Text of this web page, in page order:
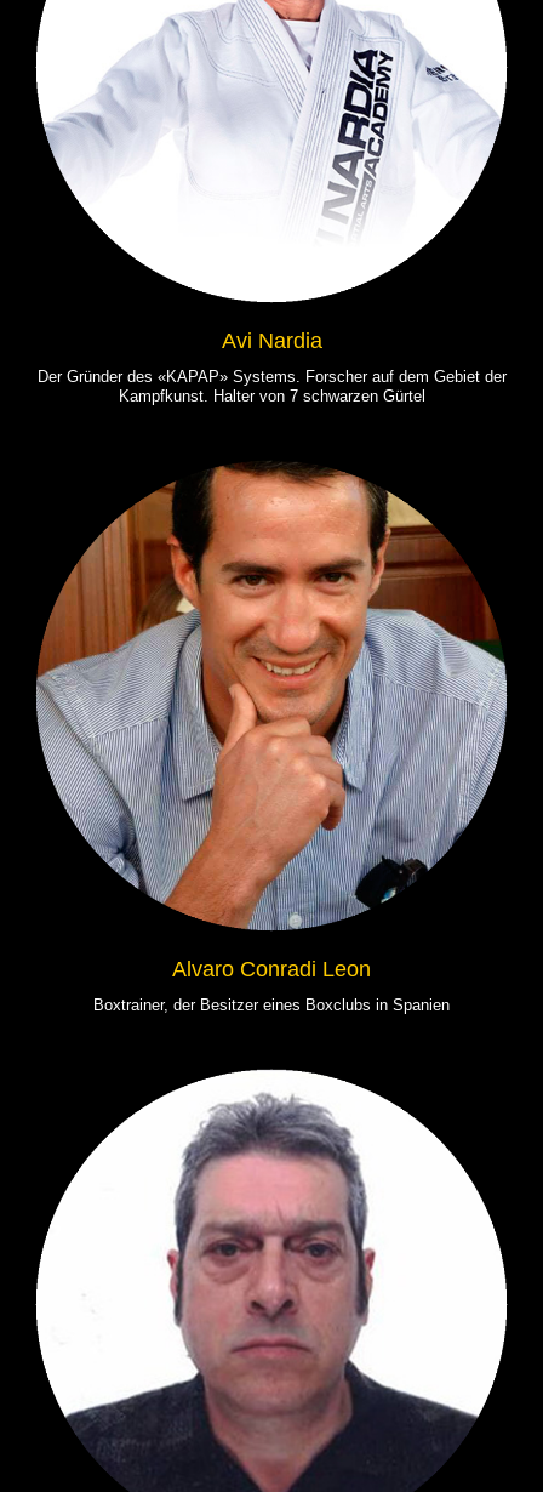
Avi Nardia
Der Gründer des «KAPAP» Systems. Forscher auf dem Gebiet der
Kampfkunst. Halter von 7 schwarzen Gürtel
Alvaro Conradi Leon
Boxtrainer, der Besitzer eines Boxclubs in Spanien